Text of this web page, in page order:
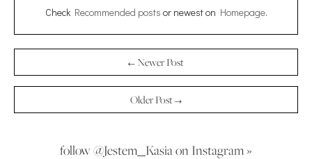
Check Recommended posts or newest on Homepage.
← Newer Post
Older Post →
follow @Jestem_Kasia on Instagram »